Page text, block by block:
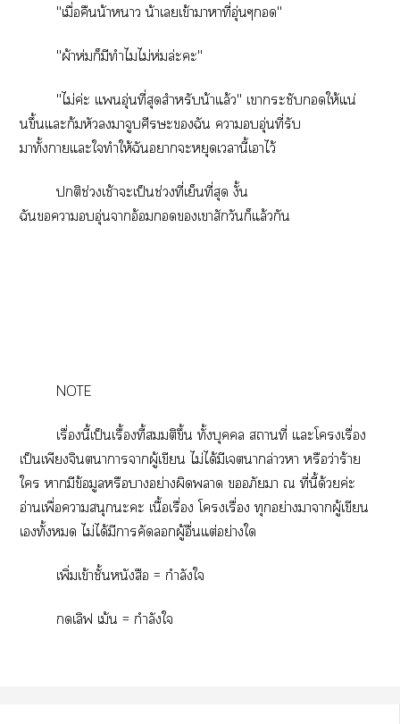
"เมื่อคืนน้าา น้าเเข้าาาที่อุ่นๆ"
"ผ้าห่มก็มีทำไมไม่ห่มล่ะะ"
"ไม่ค่ะ แอุ่นที่สุดสำหรับน้าแล้ว" เากระชับให้แน่
นขึ้นแะก้มหัวาจูบศีรษะฉัน าอุ่นที่รับ
มาทั้ายแะใทำให้ฉันาะหยุดเานี้เาไว้
ติช่วงเช้าะเป็นช่วงที่เย็นที่สุด งั้น
ฉันาอุ่นาอ้อมเาสักวันก็แล้วกัน
NOTE
เรื่องนี้เป็นเรื้องที้สมมติขึ้น ทั้งบุคคล สถานที่ แะโเรื่อง
เป็นเพียงจินตนาการาผู้เขียน ไม่ได้มีเากล่าวา หรือว่าร้าย
ใ ามีข้อมูลหรือาอย่างผิดา อภัยา ณ ที่นี้ด้วยค่ะ
อ่านเพื่อาสนุกะะ เนื้อเรื่อง โเรื่อง ทุกอย่างาาผู้เขียน
เทั้ง ไม่ได้มีาคัดผู้อื่นแต่อย่างใ
เพิ่มเข้าชั้นหนังสือ = กำลังใ
เลิฟ เม้น = กำลังใ